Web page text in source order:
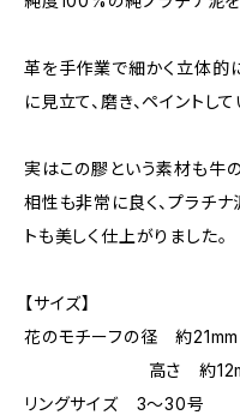
革を手作業で細かく立体的
に見立て、磨き、ペイントして
実はこの膠という素材も牛
相性も非常に良く、プラチ
トも美しく仕上がりました。
【サイズ】
花のモチーフの径 約21mm
高さ 約
リングサイズ 3〜30号